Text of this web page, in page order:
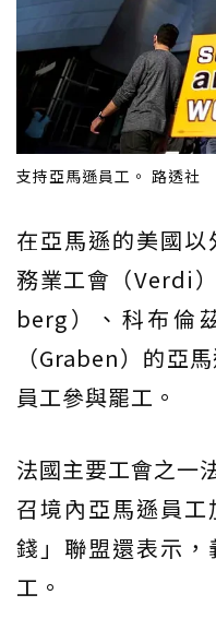
支持亞馬遜員工。 路透社
在亞馬遜的美國
務業工會（Verdi
berg）、科布倫
（Graben）的亞
員工參與罷工。
法國主要工會之一
召境內亞馬遜員
錢」聯盟還表示
工。